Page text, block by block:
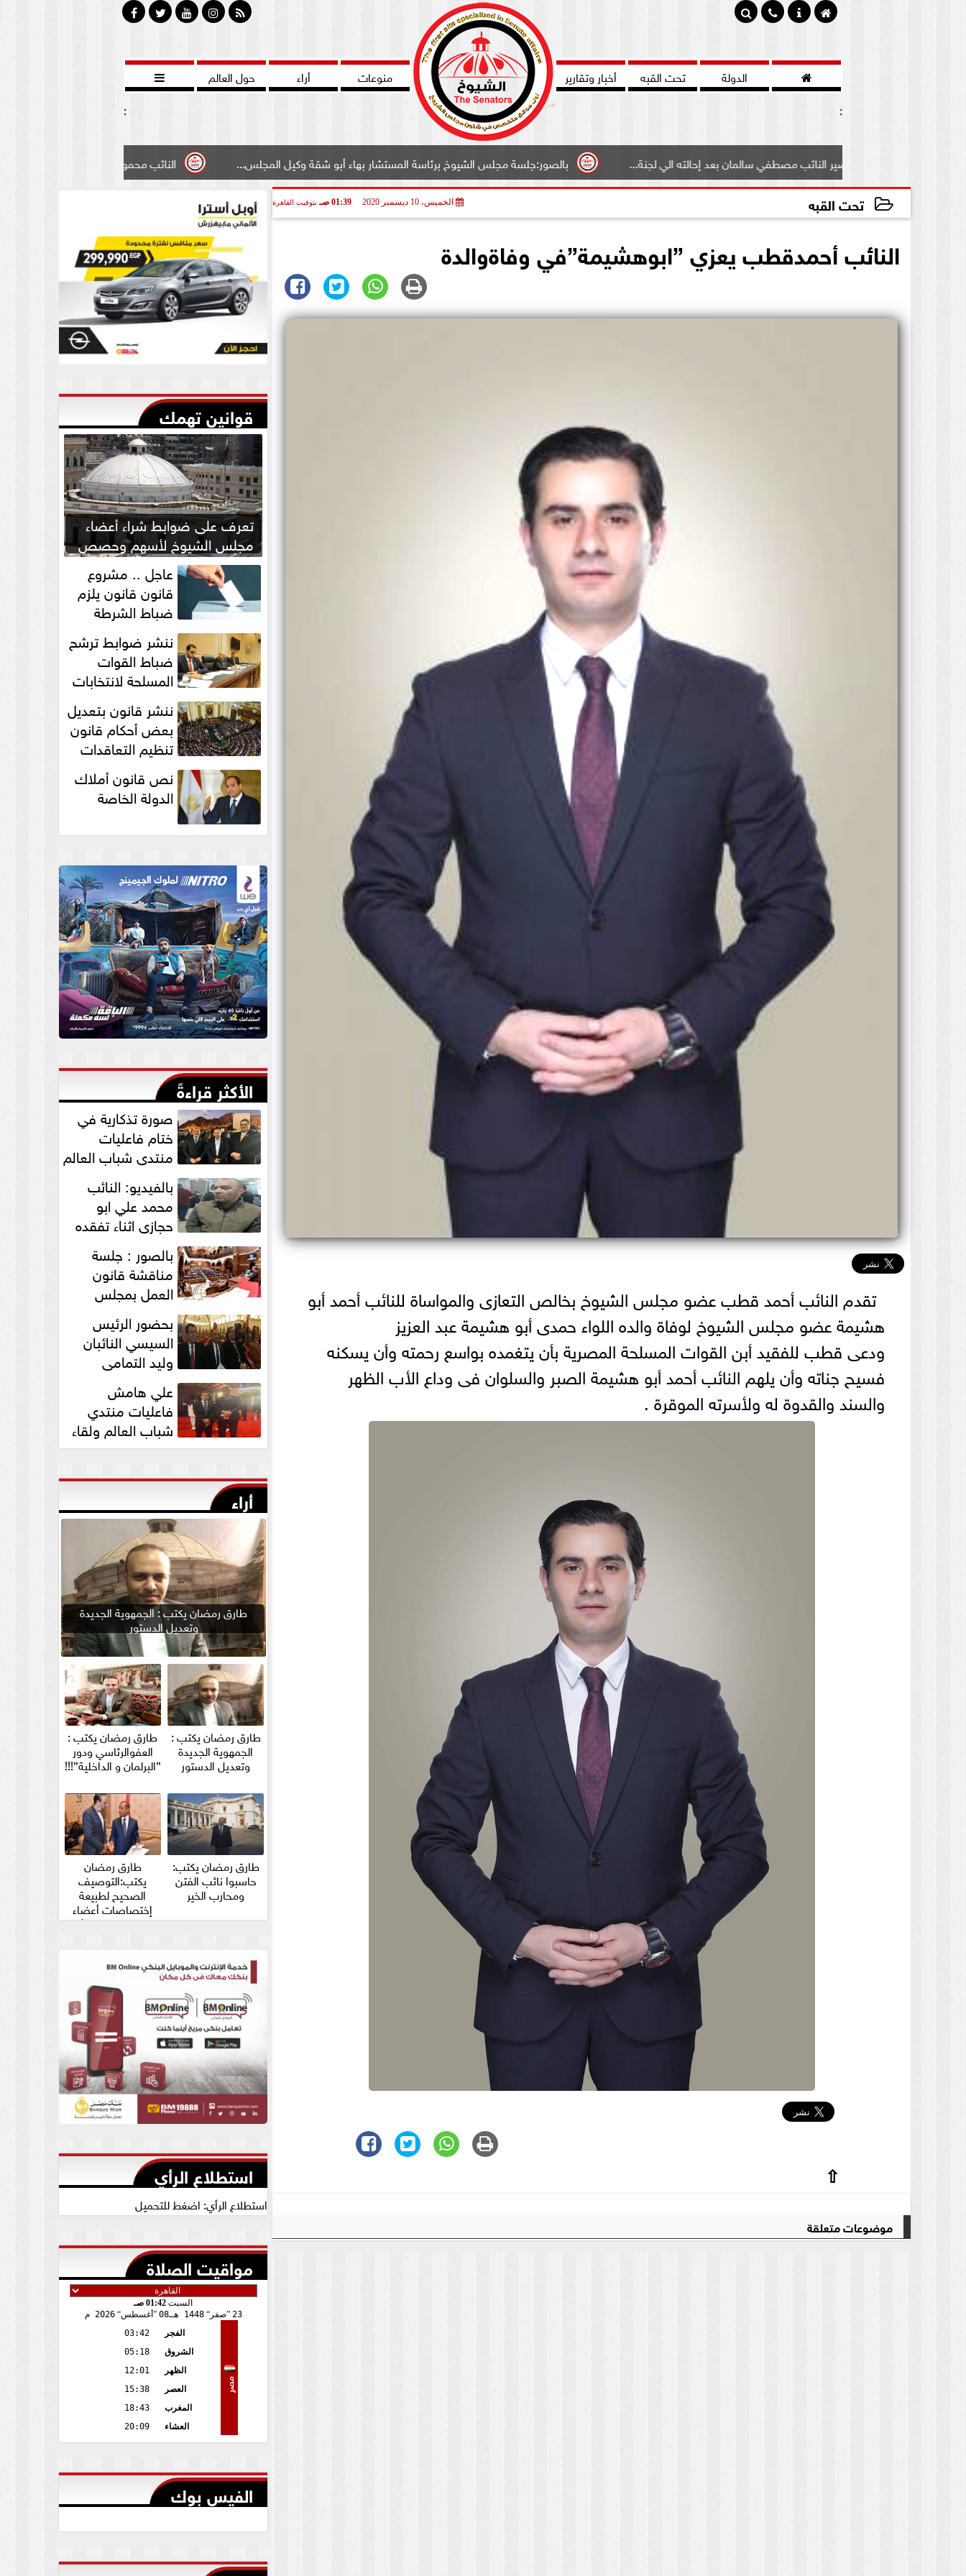
 الدولة تحت القبه أخبار وتقارير منوعات أراء حول العالم

:
:
النائب محمود سامي ”لبوابة الشيوخ”طالبت بادخال بالصور:جلسة مجلس الشيوخ برئاسة المستشار بهاء أبو شقة وكيل المجلس... علي مصير النائب مصطفي سالمان بعد إحالته الي لجنة...
تحت القبه الخميس، 10 ديسمبر 2020 01:39 صـ بتوقيت القاهرة
النائب أحمدقطب يعزي ”ابوهشيمة”في وفاةوالدة
تقدم النائب أحمد قطب عضو مجلس الشيوخ بخالص التعازى والمواساة للنائب أحمد أبو
هشيمة عضو مجلس الشيوخ لوفاة والده اللواء حمدى أبو هشيمة عبد العزيز
ودعى قطب للفقيد أبن القوات المسلحة المصرية بأن يتغمده بواسع رحمته وأن يسكنه
فسيح جناته وأن يلهم النائب أحمد أبو هشيمة الصبر والسلوان فى وداع الأب الظهر
والسند والقدوة له ولأسرته الموقرة .
⇧
موضوعات متعلقة
قوانين تهمك
تعرف على ضوابط شراء أعضاء
مجلس الشيوخ لأسهم وحصص
بالشركات عاجل .. مشروع
قانون قانون يلزم
ضباط الشرطة
بالاستئذان لخوض
انتخابات... ننشر ضوابط ترشح
ضباط القوات
المسلحة لانتخابات
الرئاسة والمجالس
النيابية والمحلية‎ ننشر قانون بتعديل
بعض أحكام قانون
تنظيم التعاقدات
نص قانون أملاك
الدولة الخاصة
الأكثر قراءةً
صورة تذكارية في
ختام فاعليات
منتدي شباب العالم
”التمامي... بالفيديو: النائب
محمد علي ابو
حجازي اثناء تفقده
للكشف علي... بالصور : جلسة
مناقشة قانون
العمل بمجلس
المستشار عبد الوهاب...
بحضور الرئيس
السيسي النائبان
وليد التمامي
يشاركان في قداس عيد...
علي هامش
فاعليات منتدي
شباب العالم ولقاء
النائب وليد التمامي
أراء
طارق رمضان يكتب : الجمهوية الجديدة
وتعديل الدستور
طارق رمضان يكتب :
الجمهوية الجديدة
وتعديل الدستور
طارق رمضان يكتب :
العفوالرئاسي ودور
”البرلمان و الداخلية”!!!
طارق رمضان يكتب:
حاسبوا نائب الفتن
ومحارب الخير
طارق رمضان
يكتب:التوصيف
الصحيح لطبيعة
إختصاصات أعضاء
مجلس الشيوخ والأمين
استطلاع الرأي
استطلاع الرأي: اضغط للتحميل
مواقيت الصلاة
السبت 01:42 صـ
23
صفر 1448 هـ 08 أغسطس 2026 م
مصر
الفجر
03:42
الشروق
05:18
الظهر
12:01
العصر
15:38
المغرب
18:43
العشاء
20:09
الفيس بوك